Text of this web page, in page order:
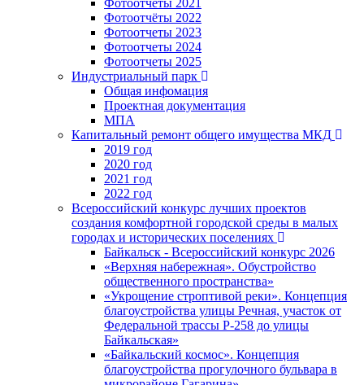
Фотоотчёты 2022
Фотоотчеты 2023
Фотоотчеты 2024
Фотоотчеты 2025
Индустриальный парк
Общая инфомация
Проектная документация
МПА
Капитальный ремонт общего имущества МКД
2019 год
2020 год
2021 год
2022 год
Всероссийский конкурс лучших проектов
создания комфортной городской среды в малых
городах и исторических поселениях
Байкальск - Всероссийский конкурс 2026
«Верхняя набережная». Обустройство
общественного пространства»
«Укрощение строптивой реки». Концепция
благоустройства улицы Речная, участок от
Федеральной трассы Р-258 до улицы
Байкальская»
«Байкальский космос». Концепция
благоустройства прогулочного бульвара в